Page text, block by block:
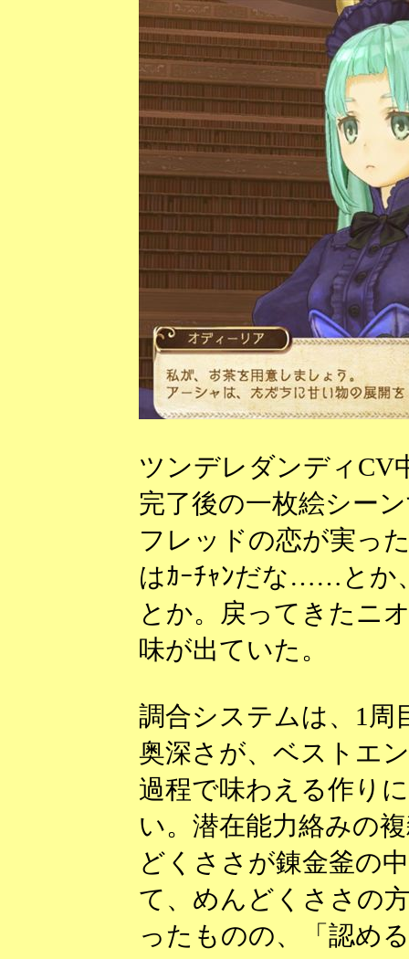
ツンデレダンディCV
完了後の一枚絵シー
フレッドの恋が実っ
はｶｰﾁｬﾝだな……とか
とか。戻ってきたニ
味が出ていた。
調合システムは、1周
奥深さが、ベストエ
過程で味わえる作り
い。潜在能力絡みの
どくささが錬金釜の
て、めんどくささの
ったものの、「認め